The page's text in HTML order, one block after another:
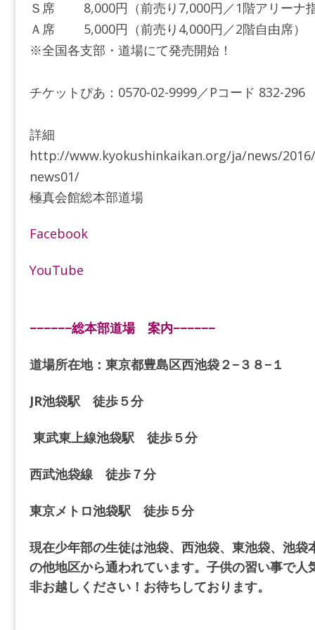
Ｓ席 8,000円（前売り7,000円／1階アリーナ
Ａ席 5,000円（前売り4,000円／2階自由席）
※全国各支部・道場にて発売開始！
チケットぴあ：0570-02-9999／Pコード 832-296
詳細
http://www.kyokushinkaikan.org/ja/news/
news01/
極真会館総本部道場
Facebook
YouTube
−−−−−−総本部道場 案内−−−−−−
道場所在地：東京都豊島区西池袋２−３８−１
JR池袋駅 徒歩５分
東武東上線池袋駅 徒歩５分
西武池袋線 徒歩７分
東京メトロ池袋駅 徒歩５分
現在少年部の生徒は池袋、西池袋、東池袋、池袋
の他地区から通われています。子供の習い事で人
非お越しください！お待ちしております。